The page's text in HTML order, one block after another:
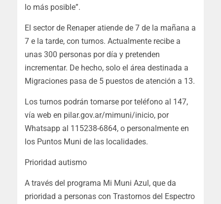
lo más posible”.
El sector de Renaper atiende de 7 de la mañana a
7 e la tarde, con turnos. Actualmente recibe a
unas 300 personas por día y pretenden
incrementar. De hecho, solo el área destinada a
Migraciones pasa de 5 puestos de atención a 13.
Los turnos podrán tomarse por teléfono al 147,
vía web en pilar.gov.ar/mimuni/inicio, por
Whatsapp al 115238-6864, o personalmente en
los Puntos Muni de las localidades.
Prioridad autismo
A través del programa Mi Muni Azul, que da
prioridad a personas con Trastornos del Espectro